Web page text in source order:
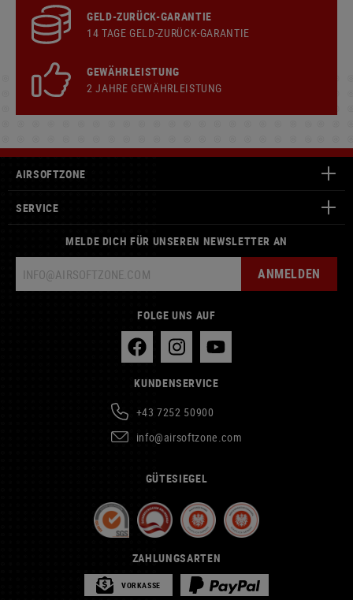
GELD-ZURÜCK-GARANTIE
14 TAGE GELD-ZURÜCK-GARANTIE
GEWÄHRLEISTUNG
2 JAHRE GEWÄHRLEISTUNG
AIRSOFTZONE
SERVICE
MELDE DICH FÜR UNSEREN NEWSLETTER AN
ANMELDEN
FOLGE UNS AUF
KUNDENSERVICE
+43 7252 50900
info@airsoftzone.com
GÜTESIEGEL
ZAHLUNGSARTEN
VORKASSE